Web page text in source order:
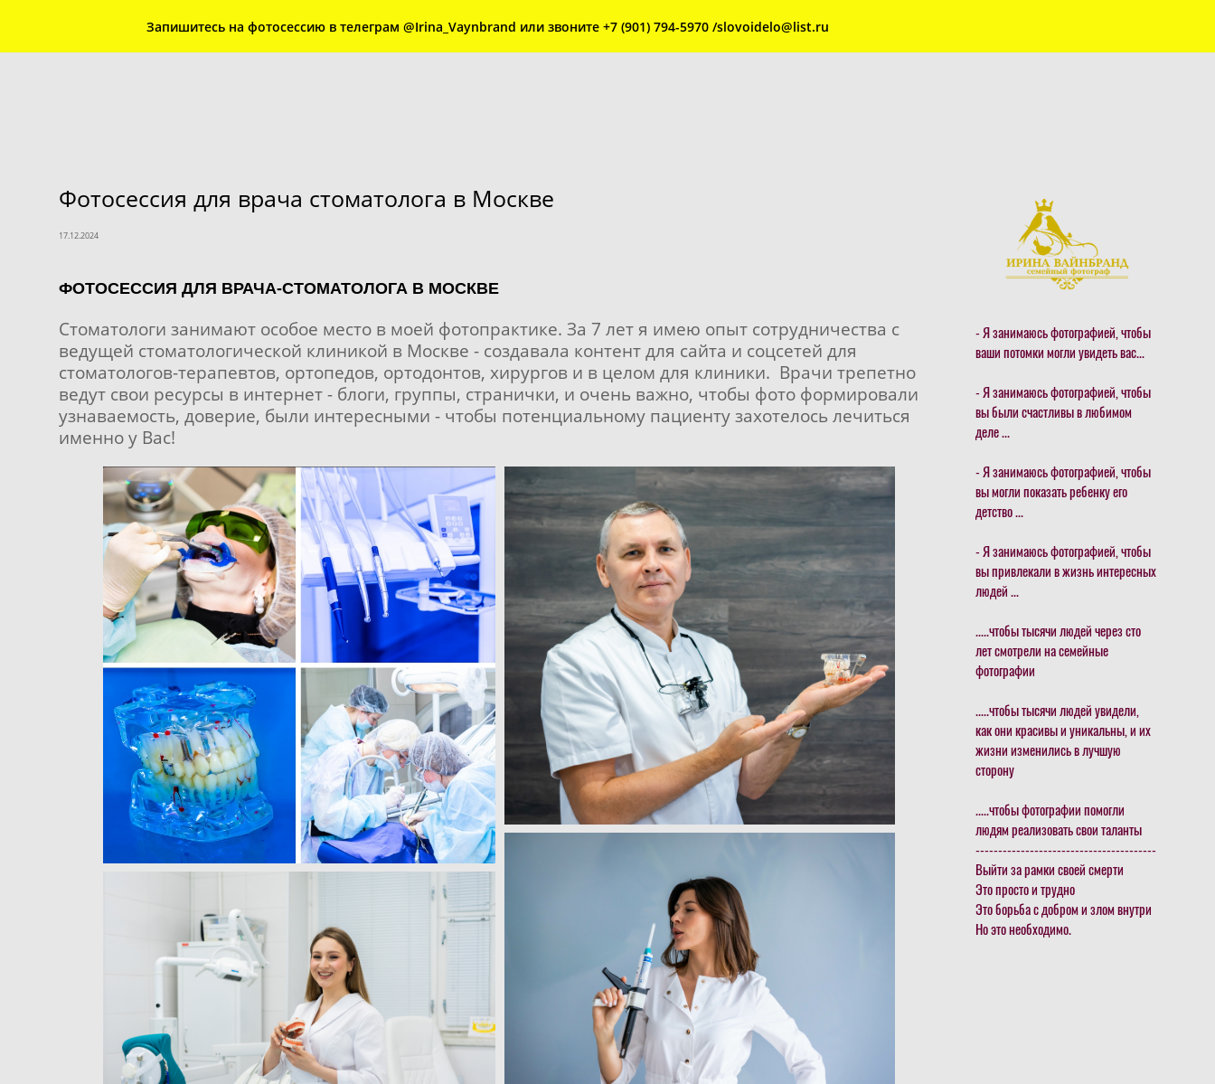
Запишитесь на фотосессию в телеграм @Irina_Vaynbrand или звоните +7 (901) 794-5970 /slovoidelo@list.ru
Фотосессия для врача стоматолога в Москве
17.12.2024
ФОТОСЕССИЯ ДЛЯ ВРАЧА-СТОМАТОЛОГА В МОСКВЕ
Стоматологи занимают особое место в моей фотопрактике. За 7 лет я имею опыт сотрудничества с
ведущей стоматологической клиникой в Москве - создавала контент для сайта и соцсетей для
стоматологов-терапевтов, ортопедов, ортодонтов, хирургов и в целом для клиники. Врачи трепетно
ведут свои ресурсы в интернет - блоги, группы, странички, и очень важно, чтобы фото формировали
узнаваемость, доверие, были интересными - чтобы потенциальному пациенту захотелось лечиться
именно у Вас!
- Я занимаюсь фотографией, чтобы
ваши потомки могли увидеть вас...
- Я занимаюсь фотографией, чтобы
вы были счастливы в любимом
деле ...
- Я занимаюсь фотографией, чтобы
вы могли показать ребенку его
детство ...
- Я занимаюсь фотографией, чтобы
вы привлекали в жизнь интересных
людей ...
.....чтобы тысячи людей через сто
лет смотрели на семейные
фотографии
.....чтобы тысячи людей увидели,
как они красивы и уникальны, и их
жизни изменились в лучшую
сторону
.....чтобы фотографии помогли
людям реализовать свои таланты
----------------------------------------
Выйти за рамки своей смерти
Это просто и трудно
Это борьба с добром и злом внутри
Но это необходимо.